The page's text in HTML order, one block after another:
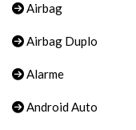
Airbag
Airbag Duplo
Alarme
Android Auto